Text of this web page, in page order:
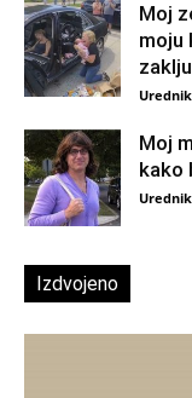
Moj
moju
Urednik
Moj
kako
Urednik
Izdvojeno